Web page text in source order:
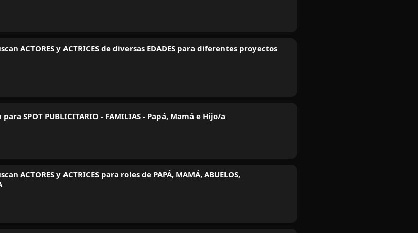
ACTORES y ACTRICES de diversas EDADES para diferentes proyectos
para SPOT PUBLICITARIO - FAMILIAS - Papá, Mamá e Hijo/a
ACTORES y ACTRICES para roles de PAPÁ, MAMÁ, ABUELOS,